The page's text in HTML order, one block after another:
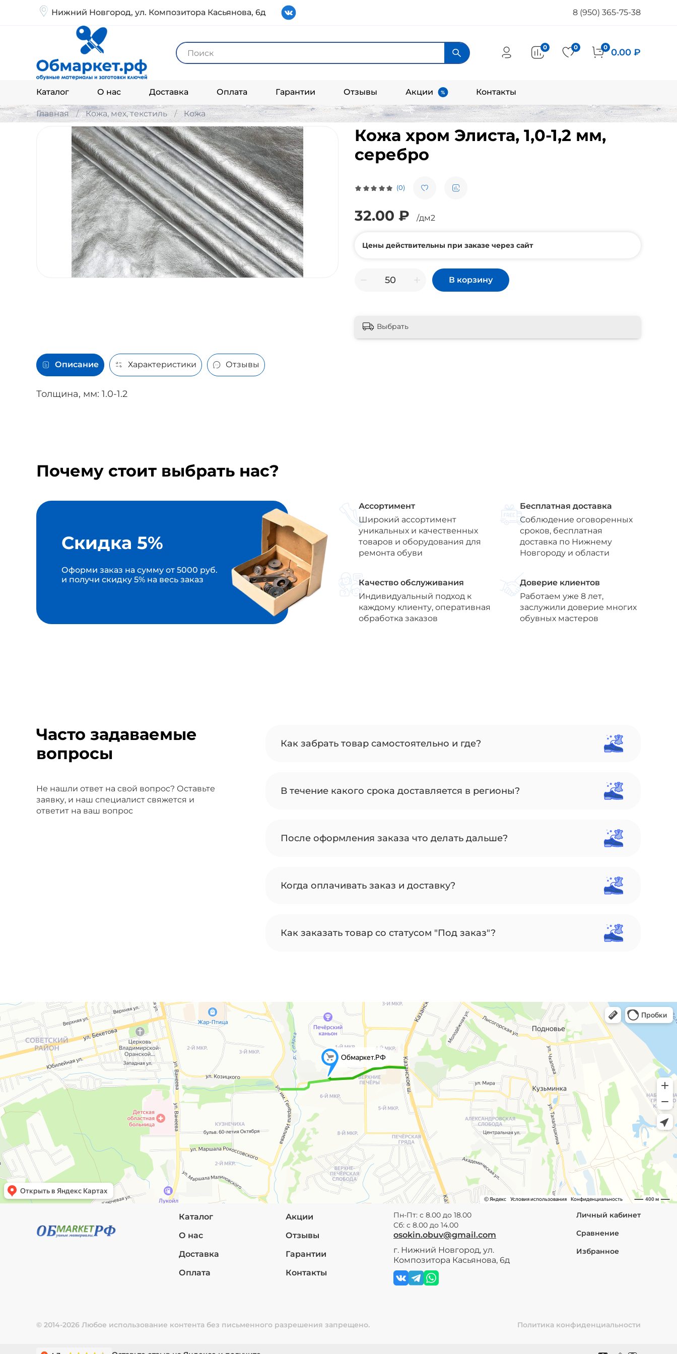
Нижний Новгород, ул. Композитора Касьянова, 6д 8 (950) 365-75-38
Каталог О нас Доставка Оплата Гарантии Отзывы Акции Контакты
0 0 0 0.00 ₽
Главная Кожа, мех, текстиль Кожа
(0)
Кожа хром Элиста, 1,0-1,2 мм,
серебро
32.00 ₽ /дм2
Цены действительны при заказе через сайт
В корзину
Выбрать
Описание Характеристики Отзывы
Толщина, мм: 1.0-1.2
Почему стоит выбрать нас?
Скидка 5%
Оформи заказ на сумму от 5000 руб.
и получи скидку 5% на весь заказ
Ассортимент
Широкий ассортимент
уникальных и качественных
товаров и оборудования для
ремонта обуви
Бесплатная доставка
Соблюдение оговоренных
сроков, бесплатная
доставка по Нижнему
Новгороду и области
Качество обслуживания
Индивидуальный подход к
каждому клиенту, оперативная
обработка заказов
Доверие клиентов
Работаем уже 8 лет,
заслужили доверие многих
обувных мастеров
Часто задаваемые
вопросы
Не нашли ответ на свой вопрос? Оставьте
заявку, и наш специалист свяжется и
ответит на ваш вопрос
Как забрать товар самостоятельно и где?
В течение какого срока доставляется в регионы?
После оформления заказа что делать дальше?
Когда оплачивать заказ и доставку?
Как заказать товар со статусом "Под заказ"?
Каталог
О нас
Доставка
Оплата
Акции
Отзывы
Гарантии
Контакты
Пн-Пт: с 8.00 до 18.00
Сб: с 8.00 до 14.00
osokin.obuv@gmail.com
г. Нижний Новгород, ул.
Композитора Касьянова, 6д
Личный кабинет
Сравнение
Избранное
© 2014-2026 Любое использование контента без письменного разрешения запрещено. Политика конфиденциальности